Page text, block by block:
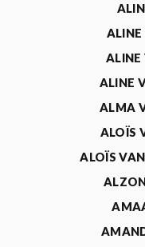
ALINE
ALINE
ALINE
ALMA
ALOÏS
ALOÏS